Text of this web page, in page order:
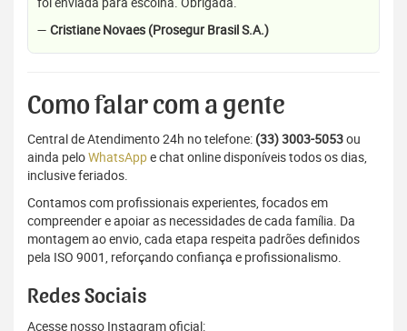
— Cristiane Novaes (Prosegur Brasil S.A.)
Como falar com a gente
Central de Atendimento 24h no telefone: (33) 3003-5053ou
ainda peloWhatsAppe chat online disponíveis todos os dias,
inclusive feriados.
Contamos com profissionais experientes, focados em
compreender e apoiar as necessidades de cada família. Da
montagem ao envio, cada etapa respeita padrões definidos
pela ISO 9001, reforçando confiança e profissionalismo.
Redes Sociais
Acesse nosso Instagram oficial: